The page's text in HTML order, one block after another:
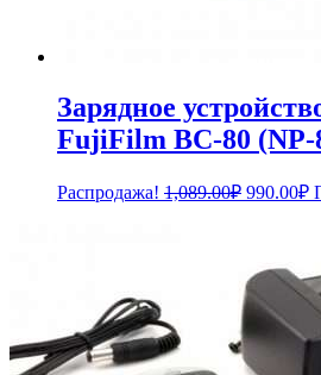
Зарядное
FujiFilm BC-80 (NP-
Распродажа! 1,089.00₽ 990.00₽